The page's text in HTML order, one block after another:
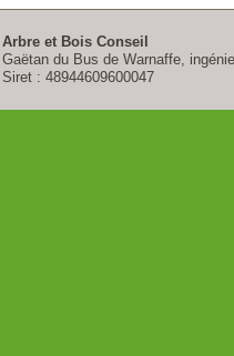
Arbre et Bois Conseil
Gaëtan du Bus de Warnaffe,
Siret : 48944609600047